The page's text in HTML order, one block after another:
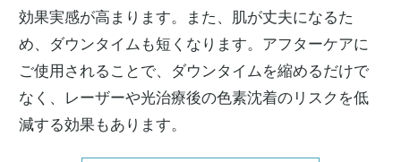
効果実感が高まります。また、肌が丈夫になるた
め、ダウンタイムも短くなります。アフターケアに
ご使用されることで、ダウンタイムを縮めるだけで
なく、レーザーや光治療後の色素沈着のリスクを低
減する効果もあります。